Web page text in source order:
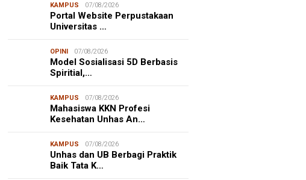
KAMPUS 07/08/2026
Portal Website Perpustakaan
Universitas …
OPINI 07/08/2026
Model Sosialisasi 5D Berbasis
Spiritial,…
KAMPUS 07/08/2026
Mahasiswa KKN Profesi
Kesehatan Unhas An…
KAMPUS 07/08/2026
Unhas dan UB Berbagi Praktik
Baik Tata K…